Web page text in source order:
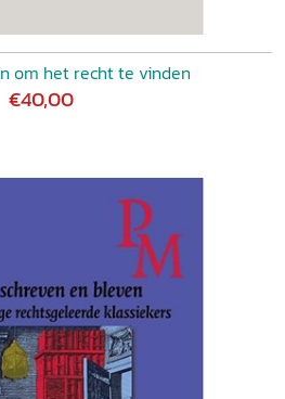
om het recht te vinden
€40,00